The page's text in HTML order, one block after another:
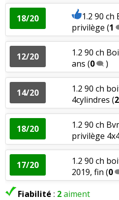
18/20
1.2 90 ch
privilège (1
12/20
1.2 90 ch
ans (0 )
14/20
1.2 90 ch
4cylindres (2
18/20
1.2 90 ch
privilège
17/20
1.2 90 ch
2019, fin (0
Fiabilité : 2aiment